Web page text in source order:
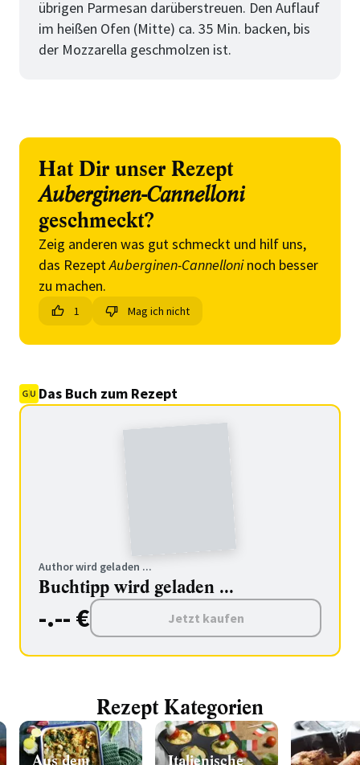
übrigen Parmesan darüberstreuen. Den Auflauf
im heißen Ofen (Mitte) ca. 35 Min. backen, bis
der Mozzarella geschmolzen ist.
Hat Dir unser Rezept
Auberginen-Cannelloni
geschmeckt?
Zeig anderen was gut schmeckt und hilf uns,
das RezeptAuberginen-Cannelloninoch besser
zu machen.
1 Mag ich nicht
Das Buch zum Rezept
Author wird geladen ...
Buchtipp wird geladen ...
-.-- € Jetzt kaufen
Rezept Kategorien
Aus dem
Italienische